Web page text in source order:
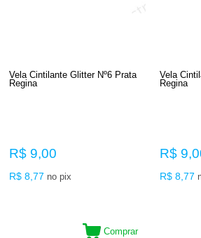
Vela Cintilante Glitter Nº6 Prata
Regina
R$ 9,00
R$ 8,77 no pix
Comprar
Vela
Regina
R$
R$ 8,77